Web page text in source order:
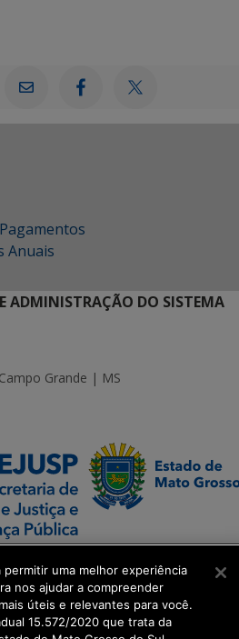
Anuais
ADMINISTRAÇÃO DO SISTEMA
Grande | MS
permitir uma melhor experiência
nos ajudar a compreender
úteis e relevantes para você.
15.572/2020 que trata da